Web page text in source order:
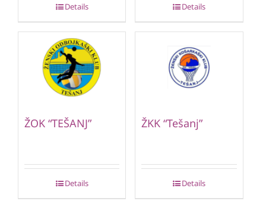
Details Details
ŽOK “TEŠANJ”
Details
ŽKK “Tešanj”
Details